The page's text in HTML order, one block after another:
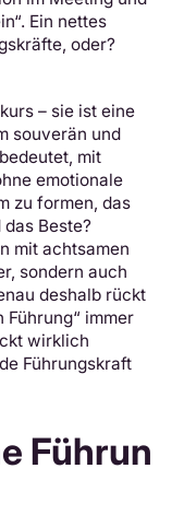
Ein nettes
oder?
– sie ist eine
souverän und
mit
emotionale
zu formen, das
Beste?
mit achtsamen
sondern auch
deshalb rückt
Führung“ immer
wirklich
Führungskraft
Führun